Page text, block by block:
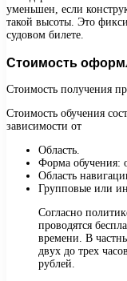
уменьшен, если
такой высоты. Это
судовом билете.
Стоимость
Стоимость получения
Стоимость обучения
зависимости от
Область.
Форма обучения:
Область
Групповые или
Согласно
проводятся
времени. В
двух до трех
рублей.